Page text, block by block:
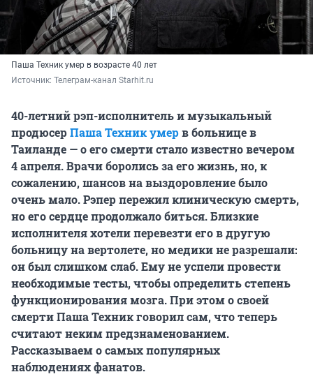
Паша Техник умер в возрасте 40 лет
Источник: Телеграм-канал Starhit.ru
40-летний рэп-исполнитель и музыкальный
продюсерПаша Техник умерв больнице в
Таиланде — о его смерти стало известно вечером
4 апреля. Врачи боролись за его жизнь, но, к
сожалению, шансов на выздоровление было
очень мало. Рэпер пережил клиническую смерть,
но его сердце продолжало биться. Близкие
исполнителя хотели перевезти его в другую
больницу на вертолете, но медики не разрешали:
он был слишком слаб. Ему не успели провести
необходимые тесты, чтобы определить степень
функционирования мозга. При этом о своей
смерти Паша Техник говорил сам, что теперь
считают неким предзнаменованием.
Рассказываем о самых популярных
наблюдениях фанатов.